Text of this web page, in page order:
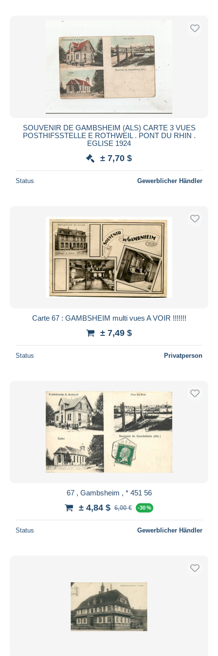
SOUVENIR DE GAMBSHEIM (ALS) CARTE 3 VUES
POSTHIFSSTELLE E ROTHWEIL . PONT DU RHIN .
EGLISE 1924
± 7,70 $
Status Gewerblicher Händler
Carte 67 : GAMBSHEIM multi vues A VOIR !!!!!!!
± 7,49 $
Status Privatperson
67 , Gambsheim , * 451 56
± 4,84 $ 6,00 € -30 %
Status Gewerblicher Händler